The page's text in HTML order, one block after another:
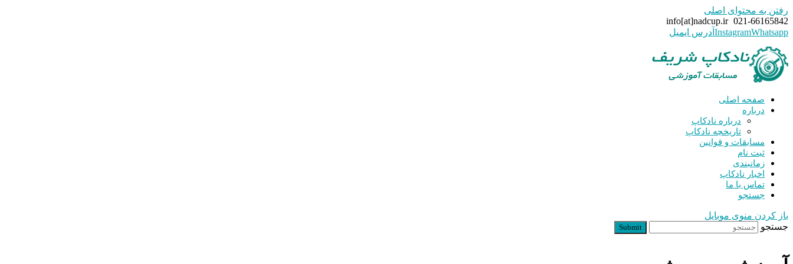
رفتن به محتوای اصلی
021-66165842
info[at]nadcup.ir
InstagramWhatsapp آدرس ایمیل
صفحه اصلی
درباره
درباره نادکاپ
تاریخچه نادکاپ
مسابقات و قوانین
ثبت نام
زمانبندی
اخبار نادکاپ
تماس با ما
جستجو
باز کردن منوی موبایل
جستجو
Submit